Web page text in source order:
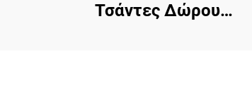
Τσάντες Δώρου